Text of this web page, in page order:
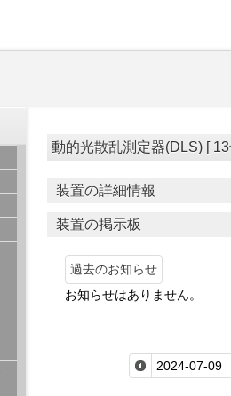
動的光散乱測定器(DLS) [
装置の詳細情報
装置の掲示板
過去のお知らせ
お知らせはありません。